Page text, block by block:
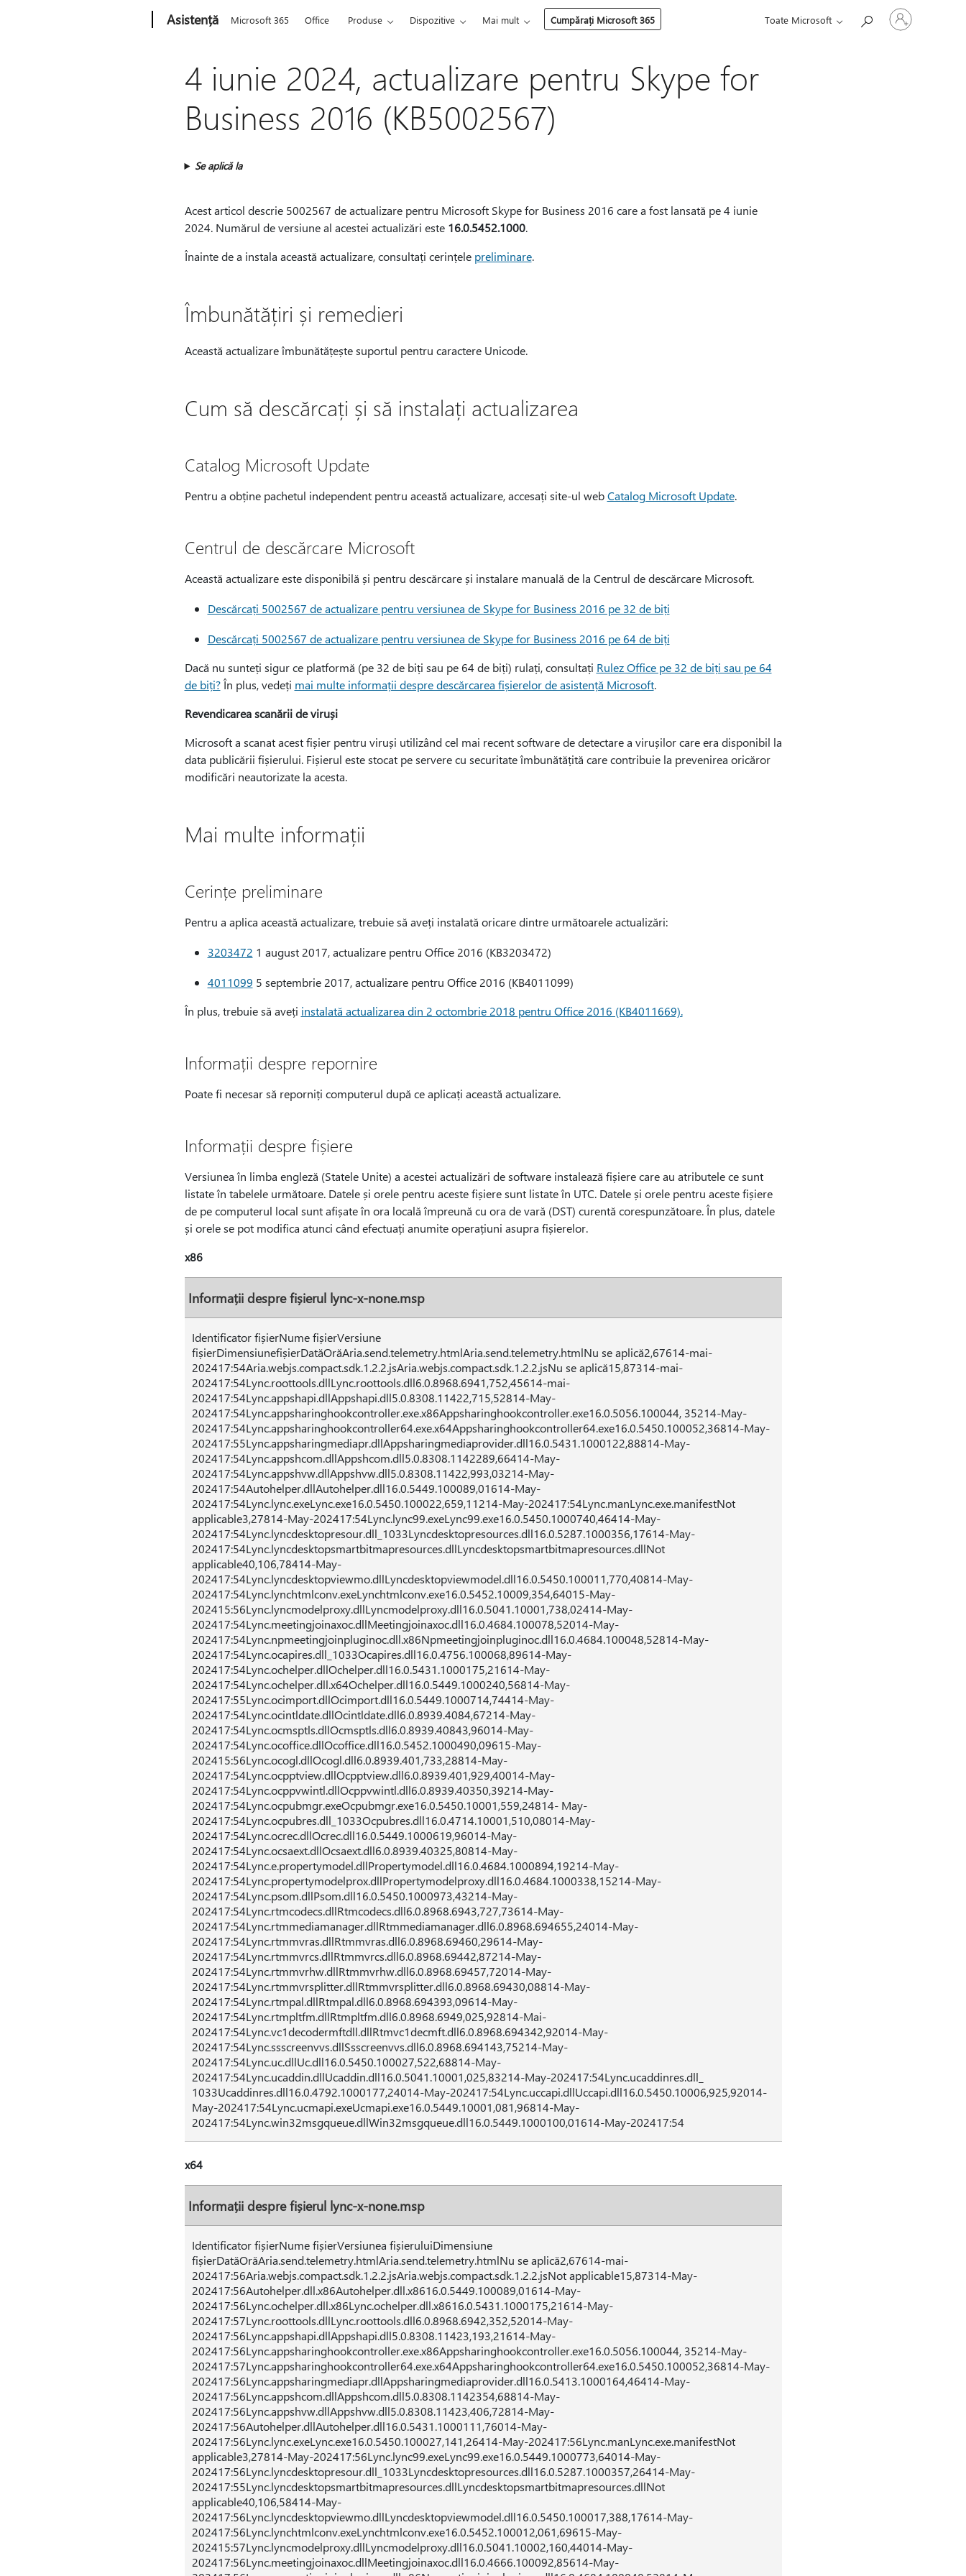
Asistență Microsoft 365 Office Produse Dispozitive Mai mult Cumpărați Microsoft 365 Toate Microsoft
Conectați-
vă
4 iunie 2024, actualizare pentru Skype for
Business 2016 (KB5002567)
Se aplică la
Acest articol descrie 5002567 de actualizare pentru Microsoft Skype for Business 2016 care a fost lansată pe 4 iunie
2024. Numărul de versiune al acestei actualizări este 16.0.5452.1000.
Înainte de a instala această actualizare, consultați cerințele preliminare.
Îmbunătățiri și remedieri
Această actualizare îmbunătățește suportul pentru caractere Unicode.
Cum să descărcați și să instalați actualizarea
Catalog Microsoft Update
Pentru a obține pachetul independent pentru această actualizare, accesați site-ul webCatalog Microsoft Update.
Centrul de descărcare Microsoft
Această actualizare este disponibilă și pentru descărcare și instalare manuală de la Centrul de descărcare Microsoft.
Descărcați 5002567 de actualizare pentru versiunea de Skype for Business 2016 pe 32 de biți
Descărcați 5002567 de actualizare pentru versiunea de Skype for Business 2016 pe 64 de biți
Dacă nu sunteți sigur ce platformă (pe 32 de biți sau pe 64 de biți) rulați, consultați Rulez Office pe 32 de biți sau pe 64
de biți?În plus, vedeți mai multe informații despre descărcarea fișierelor de asistență Microsoft.
Revendicarea scanării de viruși
Microsoft a scanat acest fișier pentru viruși utilizând cel mai recent software de detectare a virușilor care era disponibil la
data publicării fișierului. Fișierul este stocat pe servere cu securitate îmbunătățită care contribuie la prevenirea oricăror
modificări neautorizate la acesta.
Mai multe informații
Cerințe preliminare
Pentru a aplica această actualizare, trebuie să aveți instalată oricare dintre următoarele actualizări:
3203472 1 august 2017, actualizare pentru Office 2016 (KB3203472)
4011099 5 septembrie 2017, actualizare pentru Office 2016 (KB4011099)
În plus, trebuie să aveți instalată actualizarea din 2 octombrie 2018 pentru Office 2016 (KB4011669).
Informații despre repornire
Poate fi necesar să reporniți computerul după ce aplicați această actualizare.
Informații despre fișiere
Versiunea în limba engleză (Statele Unite) a acestei actualizări de software instalează fișiere care au atributele ce sunt
listate în tabelele următoare. Datele și orele pentru aceste fișiere sunt listate în UTC. Datele și orele pentru aceste fișiere
de pe computerul local sunt afișate în ora locală împreună cu ora de vară (DST) curentă corespunzătoare. În plus, datele
și orele se pot modifica atunci când efectuați anumite operațiuni asupra fișierelor.
x86
Informații despre fișierul lync-x-none.msp
Identificator fișierNume fișierVersiune
fișierDimensiunefișierDatăOrăAria.send.telemetry.htmlAria.send.telemetry.htmlNu se aplică2,67614-mai-
202417:54Aria.webjs.compact.sdk.1.2.2.jsAria.webjs.compact.sdk.1.2.2.jsNu se aplică15,87314-mai-
202417:54Lync.roottools.dllLync.roottools.dll6.0.8968.6941,752,45614-mai-
202417:54Lync.appshapi.dllAppshapi.dll5.0.8308.11422,715,52814-May-
202417:54Lync.appsharinghookcontroller.exe.x86Appsharinghookcontroller.exe16.0.5056.100044, 35214-May-
202417:54Lync.appsharinghookcontroller64.exe.x64Appsharinghookcontroller64.exe16.0.5450.100052,36814-May-
202417:55Lync.appsharingmediapr.dllAppsharingmediaprovider.dll16.0.5431.1000122,88814-May-
202417:54Lync.appshcom.dllAppshcom.dll5.0.8308.1142289,66414-May-
202417:54Lync.appshvw.dllAppshvw.dll5.0.8308.11422,993,03214-May-
202417:54Autohelper.dllAutohelper.dll16.0.5449.100089,01614-May-
202417:54Lync.lync.exeLync.exe16.0.5450.100022,659,11214-May-202417:54Lync.manLync.exe.manifestNot
applicable3,27814-May-202417:54Lync.lync99.exeLync99.exe16.0.5450.1000740,46414-May-
202417:54Lync.lyncdesktopresour.dll_1033Lyncdesktopresources.dll16.0.5287.1000356,17614-May-
202417:54Lync.lyncdesktopsmartbitmapresources.dllLyncdesktopsmartbitmapresources.dllNot
applicable40,106,78414-May-
202417:54Lync.lyncdesktopviewmo.dllLyncdesktopviewmodel.dll16.0.5450.100011,770,40814-May-
202417:54Lync.lynchtmlconv.exeLynchtmlconv.exe16.0.5452.10009,354,64015-May-
202415:56Lync.lyncmodelproxy.dllLyncmodelproxy.dll16.0.5041.10001,738,02414-May-
202417:54Lync.meetingjoinaxoc.dllMeetingjoinaxoc.dll16.0.4684.100078,52014-May-
202417:54Lync.npmeetingjoinpluginoc.dll.x86Npmeetingjoinpluginoc.dll16.0.4684.100048,52814-May-
202417:54Lync.ocapires.dll_1033Ocapires.dll16.0.4756.100068,89614-May-
202417:54Lync.ochelper.dllOchelper.dll16.0.5431.1000175,21614-May-
202417:54Lync.ochelper.dll.x64Ochelper.dll16.0.5449.1000240,56814-May-
202417:55Lync.ocimport.dllOcimport.dll16.0.5449.1000714,74414-May-
202417:54Lync.ocintldate.dllOcintldate.dll6.0.8939.4084,67214-May-
202417:54Lync.ocmsptls.dllOcmsptls.dll6.0.8939.40843,96014-May-
202417:54Lync.ocoffice.dllOcoffice.dll16.0.5452.1000490,09615-May-
202415:56Lync.ocogl.dllOcogl.dll6.0.8939.401,733,28814-May-
202417:54Lync.ocpptview.dllOcpptview.dll6.0.8939.401,929,40014-May-
202417:54Lync.ocppvwintl.dllOcppvwintl.dll6.0.8939.40350,39214-May-
202417:54Lync.ocpubmgr.exeOcpubmgr.exe16.0.5450.10001,559,24814- May-
202417:54Lync.ocpubres.dll_1033Ocpubres.dll16.0.4714.10001,510,08014-May-
202417:54Lync.ocrec.dllOcrec.dll16.0.5449.1000619,96014-May-
202417:54Lync.ocsaext.dllOcsaext.dll6.0.8939.40325,80814-May-
202417:54Lync.e.propertymodel.dllPropertymodel.dll16.0.4684.1000894,19214-May-
202417:54Lync.propertymodelprox.dllPropertymodelproxy.dll16.0.4684.1000338,15214-May-
202417:54Lync.psom.dllPsom.dll16.0.5450.1000973,43214-May-
202417:54Lync.rtmcodecs.dllRtmcodecs.dll6.0.8968.6943,727,73614-May-
202417:54Lync.rtmmediamanager.dllRtmmediamanager.dll6.0.8968.694655,24014-May-
202417:54Lync.rtmmvras.dllRtmmvras.dll6.0.8968.69460,29614-May-
202417:54Lync.rtmmvrcs.dllRtmmvrcs.dll6.0.8968.69442,87214-May-
202417:54Lync.rtmmvrhw.dllRtmmvrhw.dll6.0.8968.69457,72014-May-
202417:54Lync.rtmmvrsplitter.dllRtmmvrsplitter.dll6.0.8968.69430,08814-May-
202417:54Lync.rtmpal.dllRtmpal.dll6.0.8968.694393,09614-May-
202417:54Lync.rtmpltfm.dllRtmpltfm.dll6.0.8968.6949,025,92814-Mai-
202417:54Lync.vc1decodermftdll.dllRtmvc1decmft.dll6.0.8968.694342,92014-May-
202417:54Lync.ssscreenvvs.dllSsscreenvvs.dll6.0.8968.694143,75214-May-
202417:54Lync.uc.dllUc.dll16.0.5450.100027,522,68814-May-
202417:54Lync.ucaddin.dllUcaddin.dll16.0.5041.10001,025,83214-May-202417:54Lync.ucaddinres.dll_
1033Ucaddinres.dll16.0.4792.1000177,24014-May-202417:54Lync.uccapi.dllUccapi.dll16.0.5450.10006,925,92014-
May-202417:54Lync.ucmapi.exeUcmapi.exe16.0.5449.10001,081,96814-May-
202417:54Lync.win32msgqueue.dllWin32msgqueue.dll16.0.5449.1000100,01614-May-202417:54
x64
Informații despre fișierul lync-x-none.msp
Identificator fișierNume fișierVersiunea fișieruluiDimensiune
fișierDatăOrăAria.send.telemetry.htmlAria.send.telemetry.htmlNu se aplică2,67614-mai-
202417:56Aria.webjs.compact.sdk.1.2.2.jsAria.webjs.compact.sdk.1.2.2.jsNot applicable15,87314-May-
202417:56Autohelper.dll.x86Autohelper.dll.x8616.0.5449.100089,01614-May-
202417:56Lync.ochelper.dll.x86Lync.ochelper.dll.x8616.0.5431.1000175,21614-May-
202417:57Lync.roottools.dllLync.roottools.dll6.0.8968.6942,352,52014-May-
202417:56Lync.appshapi.dllAppshapi.dll5.0.8308.11423,193,21614-May-
202417:56Lync.appsharinghookcontroller.exe.x86Appsharinghookcontroller.exe16.0.5056.100044, 35214-May-
202417:57Lync.appsharinghookcontroller64.exe.x64Appsharinghookcontroller64.exe16.0.5450.100052,36814-May-
202417:56Lync.appsharingmediapr.dllAppsharingmediaprovider.dll16.0.5413.1000164,46414-May-
202417:56Lync.appshcom.dllAppshcom.dll5.0.8308.1142354,68814-May-
202417:56Lync.appshvw.dllAppshvw.dll5.0.8308.11423,406,72814-May-
202417:56Autohelper.dllAutohelper.dll16.0.5431.1000111,76014-May-
202417:56Lync.lync.exeLync.exe16.0.5450.100027,141,26414-May-202417:56Lync.manLync.exe.manifestNot
applicable3,27814-May-202417:56Lync.lync99.exeLync99.exe16.0.5449.1000773,64014-May-
202417:56Lync.lyncdesktopresour.dll_1033Lyncdesktopresources.dll16.0.5287.1000357,26414-May-
202417:55Lync.lyncdesktopsmartbitmapresources.dllLyncdesktopsmartbitmapresources.dllNot
applicable40,106,58414-May-
202417:56Lync.lyncdesktopviewmo.dllLyncdesktopviewmodel.dll16.0.5450.100017,388,17614-May-
202417:56Lync.lynchtmlconv.exeLynchtmlconv.exe16.0.5452.100012,061,69615-May-
202415:57Lync.lyncmodelproxy.dllLyncmodelproxy.dll16.0.5041.10002,160,44014-May-
202417:56Lync.meetingjoinaxoc.dllMeetingjoinaxoc.dll16.0.4666.100092,85614-May-